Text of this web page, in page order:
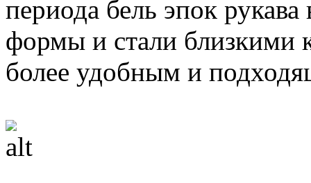
периода бель эпок
формы и стали близкими
более удобным и